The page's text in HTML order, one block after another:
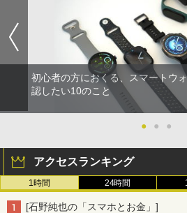
初心者の方におくる、スマートウ
認したい10のこと
● ● ●
アクセスランキング
1時間 24時間
[石野純也の「スマホとお金」]